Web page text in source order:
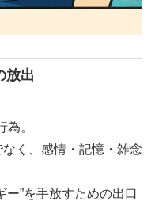
放出
。
く、感情・記憶・雑念
ー”を手放すための出口